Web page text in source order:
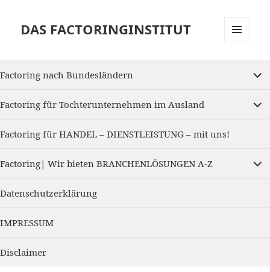
DAS FACTORINGINSTITUT
Factoring nach Bundesländern
child
Factoring für Tochterunternehmen im Ausland
child
Factoring für HANDEL – DIENSTLEISTUNG – mit uns!
Factoring| Wir bieten BRANCHENLÖSUNGEN A-Z
child
Datenschutzerklärung
IMPRESSUM
Disclaimer